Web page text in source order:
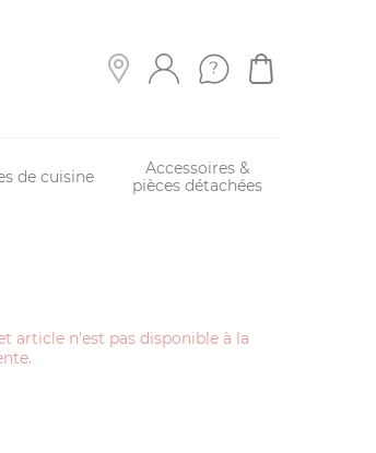
de cuisine
Accessoires &
pièces détachées
article n'est pas disponible à la